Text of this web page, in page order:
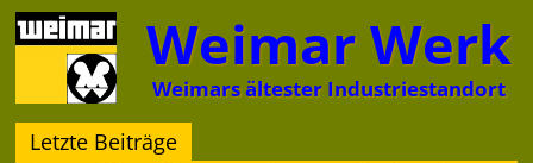
Zum
Inhalt
springen
Weimar Werk
Weimars ältester Industriestandort
Letzte Beiträge